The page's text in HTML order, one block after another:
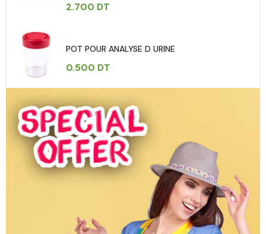
2.700 DT
POT POUR ANALYSE D URINE
0.500 DT